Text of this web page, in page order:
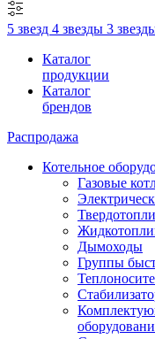
5 звезд 4 звезды 3
Каталог
продукции
Каталог
брендов
Распродажа
Котельное
Газовые
Дымоходы
Группы